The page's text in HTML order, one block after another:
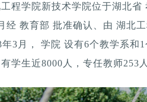
程学院新技术学院位于湖北省
经 教育部 批准确认、由 湖北
年3月， 学院 设有6个教学系和
学生近8000人，专任教师253